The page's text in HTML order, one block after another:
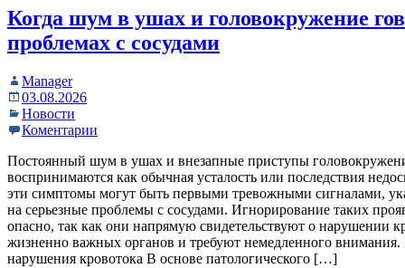
Когда шум в ушах и головокружение
проблемах с сосудами
Manager
03.08.2026
Новости
Коментарии
Постоянный шум в ушах и внезапные приступы
воспринимаются как обычная усталость или последствия
эти симптомы могут быть первыми тревожными сигналами,
на серьезные проблемы с сосудами. Игнорирование таких
опасно, так как они напрямую свидетельствуют о нарушении
жизненно важных органов и требуют немедленного
нарушения кровотока В основе патологического […]